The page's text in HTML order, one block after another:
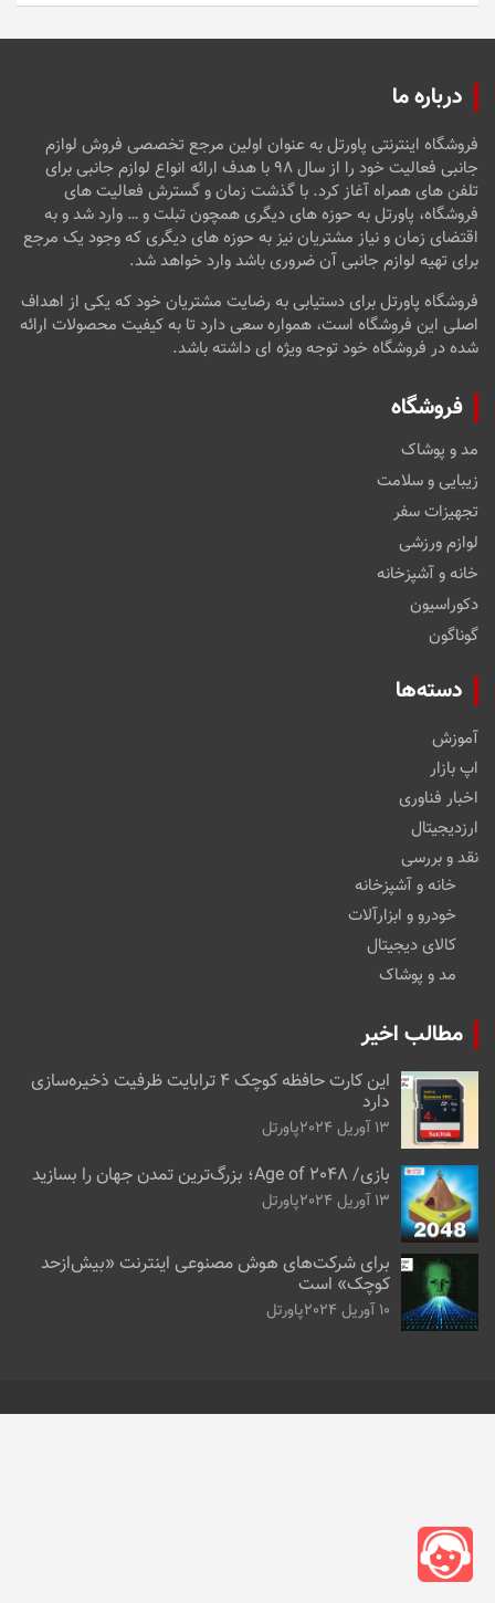
درباره ما
فروشگاه اینترنتی پاورتل به عنوان اولین مرجع تخصصی فروش لوازم
جانبی فعالیت خود را از سال ۹۸ با هدف ارائه انواع لوازم جانبی برای
تلفن های همراه آغاز کرد. با گذشت زمان و گسترش فعالیت های
فروشگاه، پاورتل به حوزه های دیگری همچون تبلت و … وارد شد و به
اقتضای زمان و نیاز مشتریان نیز به حوزه های دیگری که وجود یک مرجع
برای تهیه لوازم جانبی آن ضروری باشد وارد خواهد شد.
فروشگاه پاورتل برای دستیابی به رضایت مشتریان خود که یکی از اهداف
اصلی این فروشگاه است، همواره سعی دارد تا به کیفیت محصولات ارائه
شده در فروشگاه خود توجه ویژه ای داشته باشد.
فروشگاه
مد و پوشاک
زیبایی و سلامت
تجهیزات سفر
لوازم ورزشی
خانه و آشپزخانه
دکوراسیون
گوناگون
دسته‌ها
آموزش
اپ بازار
اخبار فناوری
ارزدیجیتال
نقد و بررسی
خانه و آشپزخانه
خودرو و ابزارآلات
کالای دیجیتال
مد و پوشاک
مطالب اخیر
این کارت حافظه کوچک ۴ ترابایت ظرفیت ذخیره‌سازی
دارد
13 آوریل 2024 پاورتل
بازی/ Age of 2048؛ بزرگ‌ترین تمدن جهان را بسازید
13 آوریل 2024 پاورتل
برای شرکت‌های هوش مصنوعی اینترنت «بیش‌از‌حد
کوچک» است
10 آوریل 2024 پاورتل